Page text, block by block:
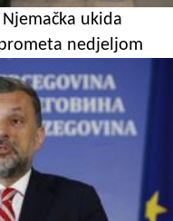
ukida
nedjeljom